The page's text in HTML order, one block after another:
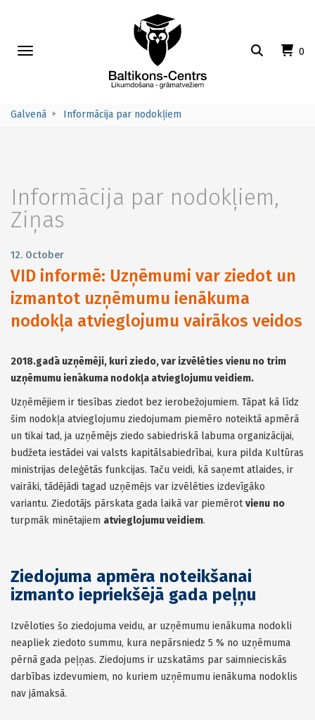
0
Toggle
Galvenā Informācija par nodokļiem
Informācija par nodokļiem,
Ziņas
12. October
VID informē: Uzņēmumi var ziedot un
izmantot uzņēmumu ienākuma
nodokļa atvieglojumu vairākos veidos
2018.gadā uzņēmēji, kuri ziedo, var izvēlēties vienu no trim
uzņēmumu ienākuma nodokļa atvieglojumu veidiem.
Uzņēmējiem ir tiesības ziedot bez ierobežojumiem. Tāpat kā līdz
šim nodokļa atvieglojumu ziedojumam piemēro noteiktā apmērā
un tikai tad, ja uzņēmējs ziedo sabiedriskā labuma organizācijai,
budžeta iestādei vai valsts kapitālsabiedrībai, kura pilda Kultūras
ministrijas deleģētās funkcijas. Taču veidi, kā saņemt atlaides, ir
vairāki, tādējādi tagad uzņēmējs var izvēlēties izdevīgāko
variantu. Ziedotājs pārskata gada laikā var piemērotvienu no
turpmāk minētajiem atvieglojumu veidiem.
Ziedojuma apmēra noteikšanai
izmanto iepriekšējā gada peļņu
Izvēloties šo ziedojuma veidu, ar uzņēmumu ienākuma nodokli
neapliek ziedoto summu, kura nepārsniedz 5 % no uzņēmuma
pērnā gada peļņas. Ziedojums ir uzskatāms par saimnieciskās
darbības izdevumiem, no kuriem uzņēmumu ienākuma nodoklis
nav jāmaksā.